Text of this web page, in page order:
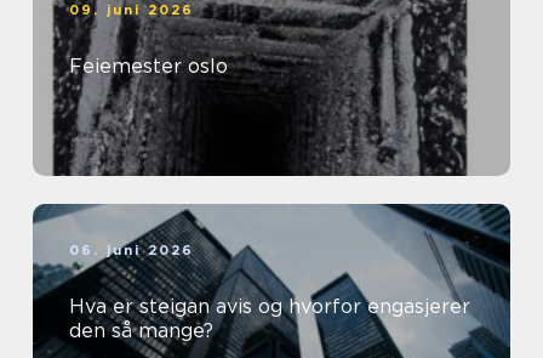
09. juni 2026
Feiemester oslo
06. juni 2026
Hva er steigan avis og hvorfor engasjerer
den så mange?